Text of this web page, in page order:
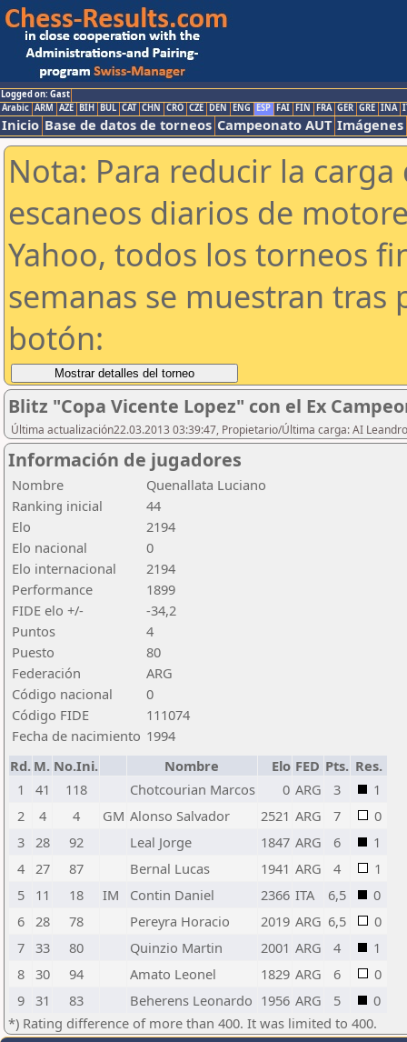
Logged on: Gast
Arabic ARM AZE BIH BUL CAT CHN CRO CZE DEN ENG ESP FAI FIN FRA GER GRE INA
Inicio Base de datos de torneos Campeonato AUT Imágenes
Nota: Para reducir la
escaneos diarios de
Yahoo, todos los torneos
semanas se muestran tras
botón:
Blitz "Copa Vicente Lopez" con el Ex
Última actualización22.03.2013 03:39:47, Propietario/Última carga: AI
Información de jugadores
Nombre
Quenallata Luciano
Ranking inicial
44
Elo
2194
Elo nacional
0
Elo internacional
2194
Performance
1899
FIDE elo +/-
-34,2
Puntos
4
Puesto
80
Federación
ARG
Código nacional
0
Código FIDE
111074
Fecha de nacimiento 1994
Rd. M. No.Ini. Nombre Elo FED Pts. Res.
1
41 118 Chotcourian Marcos 0 ARG 3
1
2
4 4 GM Alonso Salvador 2521 ARG 7
0
3 28 92 Leal Jorge 1847 ARG 6
1
4 27 87 Bernal Lucas 1941 ARG 4
1
5
11 18 IM Contin Daniel 2366 ITA 6,5
0
6 28 78 Pereyra Horacio 2019 ARG 6,5
0
7 33 80 Quinzio Martin 2001 ARG 4
1
8 30 94 Amato Leonel 1829 ARG 6
0
9 31 83 Beherens Leonardo 1956 ARG 5
0
*) Rating difference of more than 400. It was limited to 400.